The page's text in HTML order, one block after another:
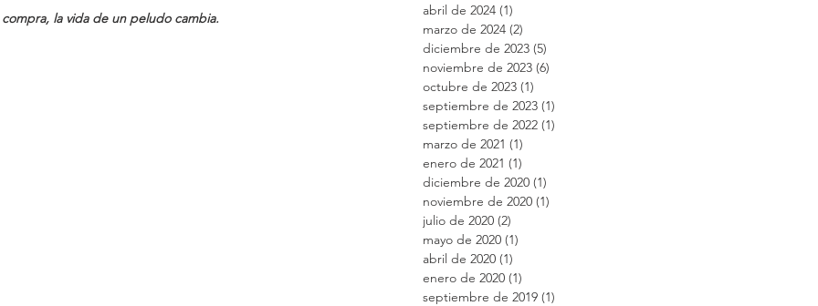
la vida de un peludo cambia.
abril de 2024 (1)
marzo de 2024 (2)
diciembre de 2023 (5)
noviembre de 2023 (6)
octubre de 2023 (1)
septiembre de 2023 (1)
septiembre de 2022 (1)
marzo de 2021 (1)
enero de 2021 (1)
diciembre de 2020 (1)
noviembre de 2020 (1)
julio de 2020 (2)
mayo de 2020 (1)
abril de 2020 (1)
enero de 2020 (1)
septiembre de 2019 (1)